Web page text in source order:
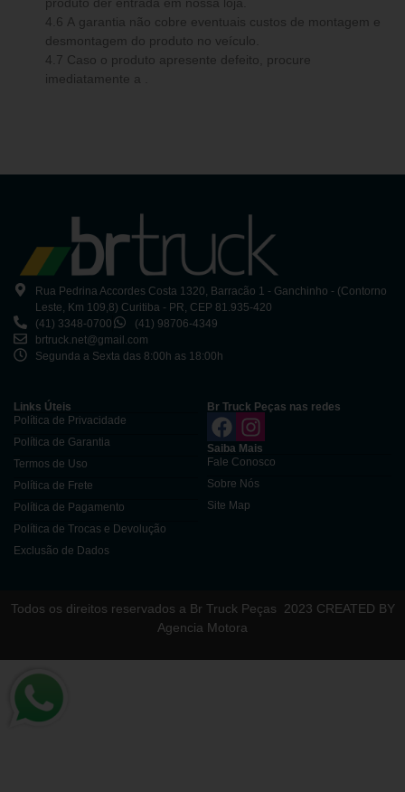
4.6 A garantia não cobre eventuais custos de montagem e
desmontagem do produto no veículo.
4.7 Caso o produto apresente defeito, procure
imediatamente a .
Rua Pedrina Accordes Costa 1320, Barracão 1 - Ganchinho - (Contorno
Leste, Km 109,8) Curitiba - PR, CEP 81.935-420
(41) 3348-0700
(41) 98706-4349
brtruck.net@gmail.com
Segunda a Sexta das 8:00h as 18:00h
Links Úteis
Política de Privacidade
Política de Garantia
Termos de Uso
Política de Frete
Política de Pagamento
Política de Trocas e Devolução
Exclusão de Dados
Br Truck Peças nas redes
Saiba Mais
Fale Conosco
Sobre Nós
Site Map
Todos os direitos reservados a Br Truck Peças
2023 CREATED BY
Agencia Motora